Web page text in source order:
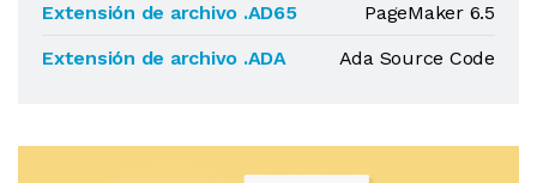
Extensión de archivo .AD65
PageMaker 6.5
Extensión de archivo .ADA
Ada Source Code